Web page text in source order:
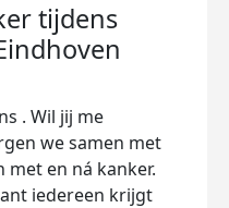
tijdens
. Wil jij me
we samen met
met en ná kanker.
iedereen krijgt